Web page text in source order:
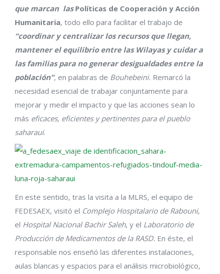
que marcan lasPolíticas de Cooperación y Acción
Humanitaria, todo ello para facilitar el trabajo de
“coordinar y centralizar los recursos que llegan,
mantener el equilibrio entre las Wilayas y cuidar a
las familias para no generar desigualdades entre la
población”, en palabras de Bouhebeini. Remarcó la
necesidad esencial de trabajar conjuntamente para
mejorar y medir el impacto y que las acciones sean lo
más eficaces, eficientes y pertinentes para el pueblo
saharaui.
En este sentido, tras la visita a la MLRS, el equipo de
FEDESAEX, visitó el Complejo Hospitalario de Rabouni,
el Hospital Nacional Bachir Saleh, y el Laboratorio de
Producción de Medicamentos de la RASD. En éste, el
responsable nos enseñó las diferentes instalaciones,
aulas blancas y espacios para el análisis microbiológico,